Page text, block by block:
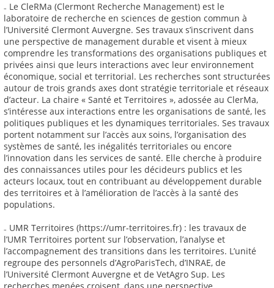
₋ Le CleRMa (Clermont Recherche Management) est le
laboratoire de recherche en sciences de gestion commun à
l’Université Clermont Auvergne. Ses travaux s’inscrivent dans
une perspective de management durable et visent à mieux
comprendre les transformations des organisations publiques et
privées ainsi que leurs interactions avec leur environnement
économique, social et territorial. Les recherches sont structurées
autour de trois grands axes dont stratégie territoriale et réseaux
d’acteur. La chaire « Santé et Territoires », adossée au ClerMa,
s’intéresse aux interactions entre les organisations de santé, les
politiques publiques et les dynamiques territoriales. Ses travaux
portent notamment sur l’accès aux soins, l’organisation des
systèmes de santé, les inégalités territoriales ou encore
l’innovation dans les services de santé. Elle cherche à produire
des connaissances utiles pour les décideurs publics et les
acteurs locaux, tout en contribuant au développement durable
des territoires et à l’amélioration de l’accès à la santé des
populations.
₋ UMR Territoires (https://umr-territoires.fr) : les travaux de
l’UMR Territoires portent sur l’observation, l’analyse et
l’accompagnement des transitions dans les territoires. L’unité
regroupe des personnels d’AgroParisTech, d’INRAE, de
l’Université Clermont Auvergne et de VetAgro Sup. Les